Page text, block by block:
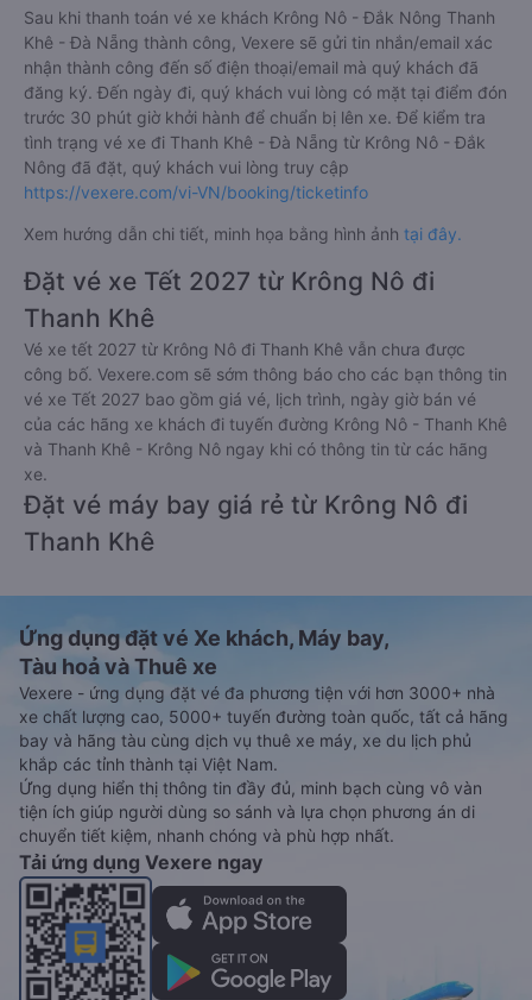
Sau khi thanh toán vé xe khách Krông Nô - Đắk Nông Thanh
Khê - Đà Nẵng thành công, Vexere sẽ gửi tin nhắn/email xác
nhận thành công đến số điện thoại/email mà quý khách đã
đăng ký. Đến ngày đi, quý khách vui lòng có mặt tại điểm đón
trước 30 phút giờ khởi hành để chuẩn bị lên xe. Để kiểm tra
tình trạng vé xe đi Thanh Khê - Đà Nẵng từ Krông Nô - Đắk
Nông đã đặt, quý khách vui lòng truy cập
https://vexere.com/vi-VN/booking/ticketinfo
Xem hướng dẫn chi tiết, minh họa bằng hình ảnh tại đây.
Đặt vé xe Tết 2027 từ Krông Nô đi
Thanh Khê
Vé xe tết 2027 từ Krông Nô đi Thanh Khê vẫn chưa được
công bố. Vexere.com sẽ sớm thông báo cho các bạn thông tin
vé xe Tết 2027 bao gồm giá vé, lịch trình, ngày giờ bán vé
của các hãng xe khách đi tuyến đường Krông Nô - Thanh Khê
và Thanh Khê - Krông Nô ngay khi có thông tin từ các hãng
xe.
Đặt vé máy bay giá rẻ từ Krông Nô đi
Thanh Khê
Ứng dụng đặt vé Xe khách, Máy bay,
Tàu hoả và Thuê xe
Vexere - ứng dụng đặt vé đa phương tiện với hơn 3000+ nhà
xe chất lượng cao, 5000+ tuyến đường toàn quốc, tất cả hãng
bay và hãng tàu cùng dịch vụ thuê xe máy, xe du lịch phủ
khắp các tỉnh thành tại Việt Nam.
Ứng dụng hiển thị thông tin đầy đủ, minh bạch cùng vô vàn
tiện ích giúp người dùng so sánh và lựa chọn phương án di
chuyển tiết kiệm, nhanh chóng và phù hợp nhất.
Tải ứng dụng Vexere ngay